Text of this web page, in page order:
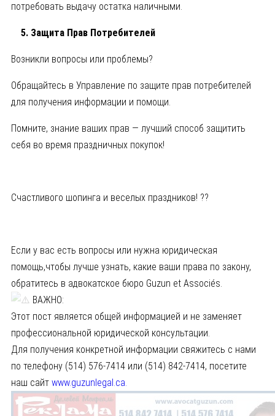
потребовать выдачу остатка наличными.
5. Защита Прав Потребителей
Возникли вопросы или проблемы?
Обращайтесь в Управление по защите прав потребителей
для получения информации и помощи.
Помните, знание ваших прав — лучший способ защитить
себя во время праздничных покупок!
Счастливого шопинга и веселых праздников! ??️
Если у вас есть вопросы или нужна юридическая
помощь,чтобы лучше узнать, какие ваши права по закону,
обратитесь в адвокатское бюро Guzun et Associés.
ВАЖНО:
Этот пост является общей информацией и не заменяет
профессиональной юридической консультации.
Для получения конкретной информации свяжитесь с нами
по телефону (514) 576-7414 или (514) 842-7414, посетите
наш сайт www.guzunlegal.ca.